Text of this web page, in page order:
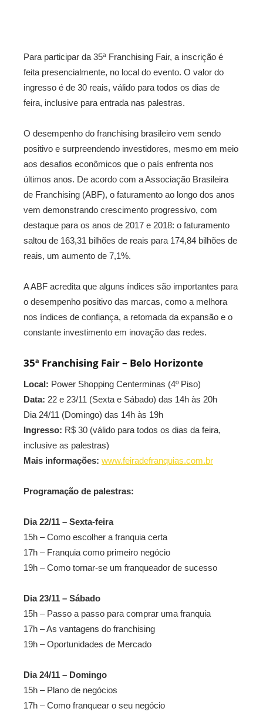
Para participar da 35ª Franchising Fair, a inscrição é
feita presencialmente, no local do evento. O valor do
ingresso é de 30 reais, válido para todos os dias de
feira, inclusive para entrada nas palestras.
O desempenho do franchising brasileiro vem sendo
positivo e surpreendendo investidores, mesmo em meio
aos desafios econômicos que o país enfrenta nos
últimos anos. De acordo com a Associação Brasileira
de Franchising (ABF), o faturamento ao longo dos anos
vem demonstrando crescimento progressivo, com
destaque para os anos de 2017 e 2018: o faturamento
saltou de 163,31 bilhões de reais para 174,84 bilhões de
reais, um aumento de 7,1%.
A ABF acredita que alguns índices são importantes para
o desempenho positivo das marcas, como a melhora
nos índices de confiança, a retomada da expansão e o
constante investimento em inovação das redes.
35ª Franchising Fair – Belo Horizonte
Local: Power Shopping Centerminas (4º Piso)
Data: 22 e 23/11 (Sexta e Sábado) das 14h às 20h
Dia 24/11 (Domingo) das 14h às 19h
Ingresso: R$ 30 (válido para todos os dias da feira,
inclusive as palestras)
Mais informações: www.feiradefranquias.com.br
Programação de palestras:
Dia 22/11 – Sexta-feira
15h – Como escolher a franquia certa
17h – Franquia como primeiro negócio
19h – Como tornar-se um franqueador de sucesso
Dia 23/11 – Sábado
15h – Passo a passo para comprar uma franquia
17h – As vantagens do franchising
19h – Oportunidades de Mercado
Dia 24/11 – Domingo
15h – Plano de negócios
17h – Como franquear o seu negócio